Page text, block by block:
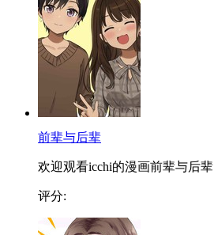
前辈与后辈
欢迎观看icchi的漫画前辈与后辈
评分: